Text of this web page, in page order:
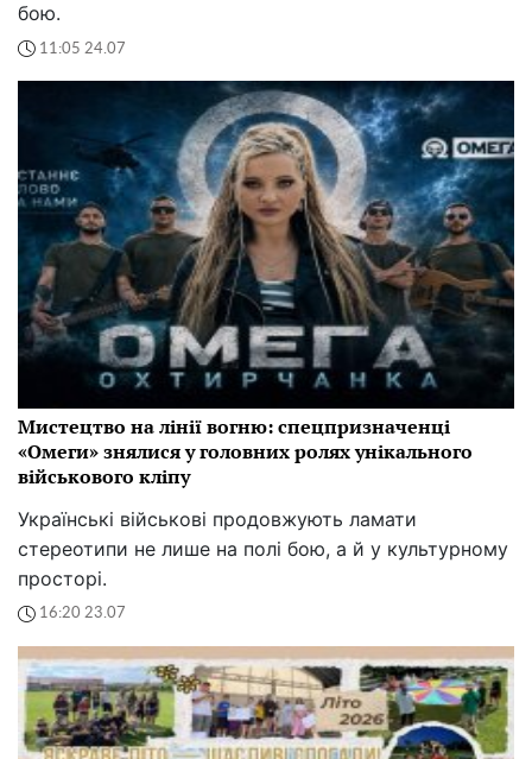
бою.
11:05 24.07
Мистецтво на лінії вогню: спецпризначенці
«Омеги» знялися у головних ролях унікального
військового кліпу
Українські військові продовжують ламати
стереотипи не лише на полі бою, а й у культурному
просторі.
16:20 23.07